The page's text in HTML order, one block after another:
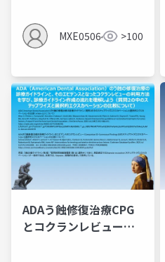
MXE05064 >100
ADAう蝕修復治療CPG
とコクランレビューの